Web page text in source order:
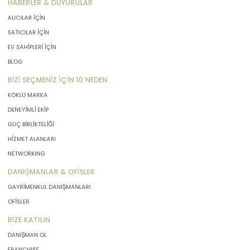
HABERLER & DUYURULAR
ALICILAR İÇİN
SATICILAR İÇİN
EV SAHİPLERİ İÇİN
BLOG
BİZİ SEÇMENİZ İÇİN 10 NEDEN
KÖKLÜ MARKA
DENEYİMLİ EKİP
GÜÇ BİRLİKTELİĞİ
HİZMET ALANLARI
NETWORKING
DANIŞMANLAR & OFİSLER
GAYRİMENKUL DANIŞMANLARI
OFİSLER
BİZE KATILIN
DANIŞMAN OL